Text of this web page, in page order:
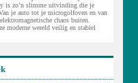
is zo’n slimme uitvinding die je
je auto tot je microgolfoven en van
chaos buiten.
moderne wereld veilig en stabiel